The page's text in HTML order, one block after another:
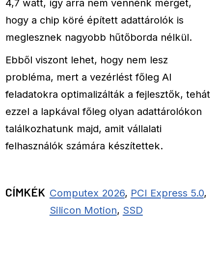
4,7 watt, így arra nem vennénk mérget,
hogy a chip köré épített adattárolók is
meglesznek nagyobb hűtőborda nélkül.
Ebből viszont lehet, hogy nem lesz
probléma, mert a vezérlést főleg AI
feladatokra optimalizálták a fejlesztők, tehát
ezzel a lapkával főleg olyan adattárolókon
találkozhatunk majd, amit vállalati
felhasználók számára készítettek.
CÍMKÉK Computex 2026, PCI Express 5.0,
Silicon Motion, SSD